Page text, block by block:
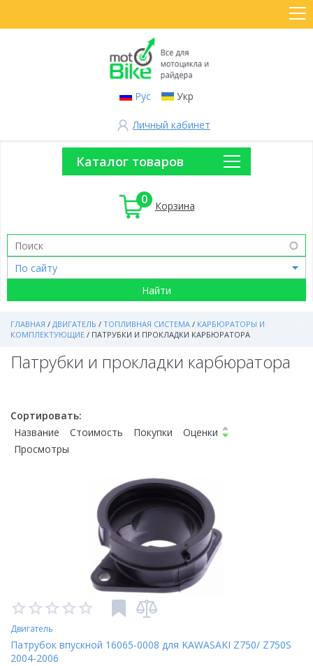
Рус Укр
Личный кабинет
Каталог товаров
0 Корзина
ГЛАВНАЯ / ДВИГАТЕЛЬ / ТОПЛИВНАЯ СИСТЕМА / КАРБЮРАТОРЫ И
КОМПЛЕКТУЮЩИЕ / ПАТРУБКИ И ПРОКЛАДКИ КАРБЮРАТОРА
Патрубки и прокладки карбюратора
Сортировать:
Название
Стоимость Покупки
Оценки
Просмотры
Двигатель
Патрубок впускной 16065-0008 для KAWASAKI Z750/ Z750S
2004-2006